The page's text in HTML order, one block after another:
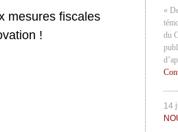
mesures fiscales
!
«
du
14